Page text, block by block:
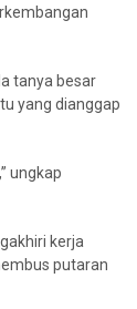
tanya besar
yang dianggap
ungkap
kerja
putaran